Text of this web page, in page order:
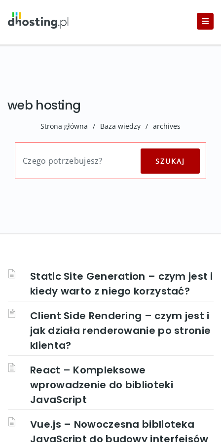
web hosting
Strona główna / Baza wiedzy / archives
Static Site Generation – czym jest i
kiedy warto z niego korzystać?
Client Side Rendering – czym jest i
jak działa renderowanie po stronie
klienta?
React – Kompleksowe
wprowadzenie do biblioteki
JavaScript
Vue.js – Nowoczesna biblioteka
JavaScript do budowy interfejsów